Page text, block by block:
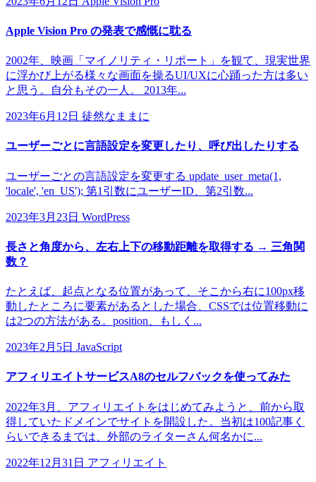
Apple Vision Pro の発表で感慨に耽る
2002年、映画「マイノリティ・リポート」を観て、現実世界
に浮かび上がる様々な画面を操るUI/UXに心踊った方は多い
と思う。自分もその一人。 2013年...
2023年6月12日 徒然なままに
ユーザーごとに言語設定を変更したり、呼び出したりする
ユーザーごとの言語設定を変更する update_user_meta(1,
'locale', 'en_US'); 第1引数にユーザーID、第2引数...
2023年3月23日 WordPress
長さと角度から、左右上下の移動距離を取得する → 三角関
数？
たとえば、起点となる位置があって、そこから右に100px移
動したところに要素があるとした場合、CSSでは位置移動に
は2つの方法がある。position、もしく...
2023年2月5日 JavaScript
アフィリエイトサービスA8のセルフバックを使ってみた
2022年3月、アフィリエイトをはじめてみようと、前から取
得していたドメインでサイトを開設した。当初は100記事く
らいできるまでは、外部のライターさん何名かに...
2022年12月31日 アフィリエイト